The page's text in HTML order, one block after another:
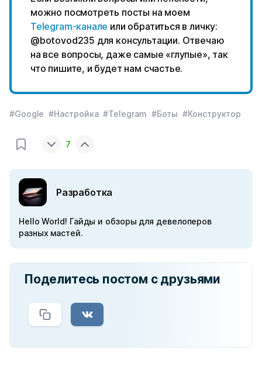
можно посмотреть посты на моем
Telegram-канале или обратиться в личку:
@botovod235 для консультации. Отвечаю
на все вопросы, даже самые «глупые», так
что пишите, и будет нам счастье.
#Google #Настройка #Telegram #Боты #Конструктор
7
Разработка
Hello World! Гайды и обзоры для девелоперов
разных мастей.
Поделитесь постом с друзьями